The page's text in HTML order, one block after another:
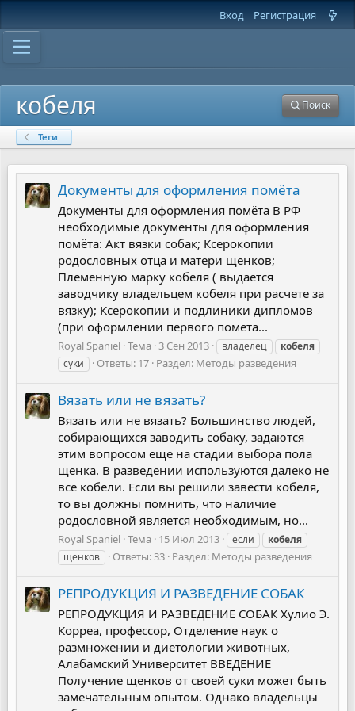
Вход Регистрация
кобеля Поиск
Теги
Документы для оформления помёта
Документы для оформления помёта В РФ
необходимые документы для оформления
помёта: Акт вязки собак; Ксерокопии
родословных отца и матери щенков;
Племенную марку кобеля ( выдается
заводчику владельцем кобеля при расчете за
вязку); Ксерокопии и подлиники дипломов
(при оформлении первого помета...
Royal Spaniel Тема 3 Сен 2013 владелец
кобеля
суки
Ответы: 17 Раздел: Методы разведения
Вязать или не вязать?
Вязать или не вязать? Большинство людей,
собирающихся заводить собаку, задаются
этим вопросом еще на стадии выбора пола
щенка. В разведении используются далеко не
все кобели. Если вы решили завести кобеля,
то вы должны помнить, что наличие
родословной является необходимым, но...
Royal Spaniel Тема 15 Июл 2013 если
кобеля
щенков
Ответы: 33 Раздел: Методы разведения
РЕПРОДУКЦИЯ И РАЗВЕДЕНИЕ СОБАК
РЕПРОДУКЦИЯ И РАЗВЕДЕНИЕ СОБАК Хулио Э.
Корреа, профессор, Отделение наук о
размножении и диетологии животных,
Алабамский Университет ВВЕДЕНИЕ
Получение щенков от своей суки может быть
замечательным опытом. Однако владельцы